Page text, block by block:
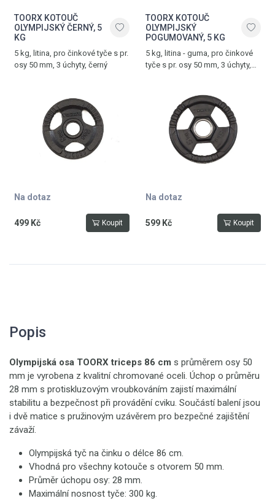
TOORX KOTOUČ
OLYMPIJSKÝ ČERNÝ, 5
KG
5 kg, litina, pro činkové tyče s pr.
osy 50 mm, 3 úchyty, černý
Na dotaz
499 Kč Koupit
TOORX KOTOUČ
OLYMPIJSKÝ
POGUMOVANÝ, 5 KG
5 kg, litina - guma, pro činkové
tyče s pr. osy 50 mm, 3 úchyty,
Na dotaz
599 Kč Koupit
Popis
Olympijská osa TOORX triceps 86 cm s průměrem osy 50
mm je vyrobena z kvalitní chromované oceli. Úchop o průměru
28 mm s protiskluzovým vroubkováním zajistí maximální
stabilitu a bezpečnost při provádění cviku. Součástí balení jsou
i dvě matice s pružinovým uzávěrem pro bezpečné zajištění
závaží.
Olympijská tyč na činku o délce 86 cm.
Vhodná pro všechny kotouče s otvorem 50 mm.
Průměr úchopu osy: 28 mm.
Maximální nosnost tyče: 300 kg.